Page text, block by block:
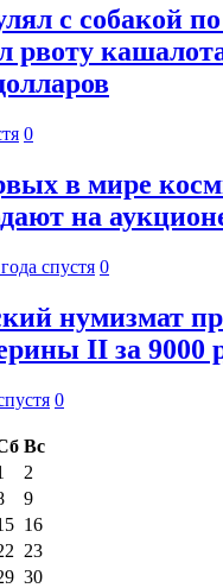
с собакой
рвоту
0
в мире
на
спустя 0
нумизмат
II за 9000
0
Вс
2
9
16
23
30